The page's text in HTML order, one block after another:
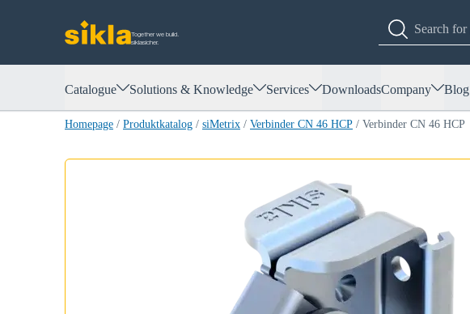
Together we build.
siklasicher.
Catalogue Solutions & Knowledge Services DownloadsCompany Blog
Homepage / Produktkatalog / siMetrix / Verbinder CN 46 HCP / Verbinder CN 46 HCP